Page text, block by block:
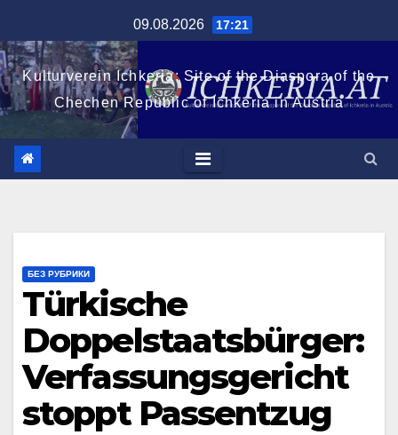
Inhalt
springen
09.08.2026 17:21
Kulturverein Ichkeria: Site of the Diaspora of the
Chechen Republic of Ichkeria in Austria
БЕЗ РУБРИКИ
Türkische
Doppelstaatsbürger:
Verfassungsgericht
stoppt Passentzug